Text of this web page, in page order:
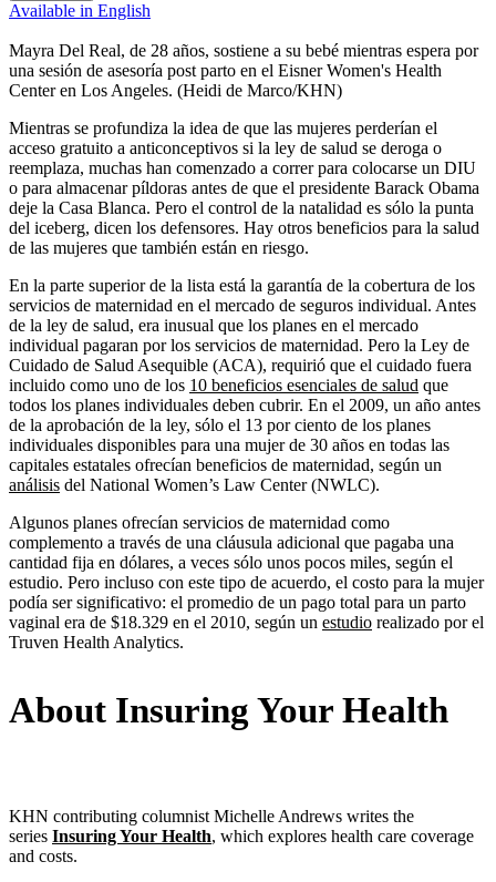
Available in English
Mayra Del Real, de 28 años, sostiene a su bebé mientras espera por
una sesión de asesoría post parto en el Eisner Women's Health
Center en Los Angeles. (Heidi de Marco/KHN)
Mientras se profundiza la idea de que las mujeres perderían el
acceso gratuito a anticonceptivos si la ley de salud se deroga o
reemplaza, muchas han comenzado a correr para colocarse un DIU
o para almacenar píldoras antes de que el presidente Barack Obama
deje la Casa Blanca. Pero el control de la natalidad es sólo la punta
del iceberg, dicen los defensores. Hay otros beneficios para la salud
de las mujeres que también están en riesgo.
En la parte superior de la lista está la garantía de la cobertura de los
servicios de maternidad en el mercado de seguros individual. Antes
de la ley de salud, era inusual que los planes en el mercado
individual pagaran por los servicios de maternidad. Pero la Ley de
Cuidado de Salud Asequible (ACA), requirió que el cuidado fuera
incluido como uno de los 10 beneficios esenciales de salud que
todos los planes individuales deben cubrir. En el 2009, un año antes
de la aprobación de la ley, sólo el 13 por ciento de los planes
individuales disponibles para una mujer de 30 años en todas las
capitales estatales ofrecían beneficios de maternidad, según un
análisis del National Women’s Law Center (NWLC).
Algunos planes ofrecían servicios de maternidad como
complemento a través de una cláusula adicional que pagaba una
cantidad fija en dólares, a veces sólo unos pocos miles, según el
estudio. Pero incluso con este tipo de acuerdo, el costo para la mujer
podía ser significativo: el promedio de un pago total para un parto
vaginal era de $18.329 en el 2010, según un estudio realizado por el
Truven Health Analytics.
About Insuring Your Health
KHN contributing columnist Michelle Andrews writes the
series Insuring Your Health, which explores health care coverage
and costs.